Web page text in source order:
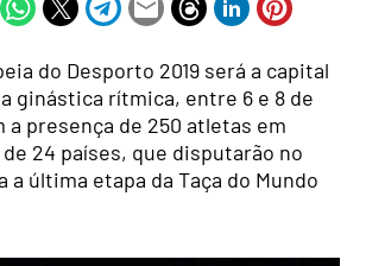
do Desporto 2019 será a capital
ginástica rítmica, entre 6 e 8 de
a presença de 250 atletas em
24 países, que disputarão no
a última etapa da Taça do Mundo